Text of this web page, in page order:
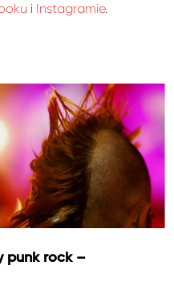
i Instagramie.
punk rock –